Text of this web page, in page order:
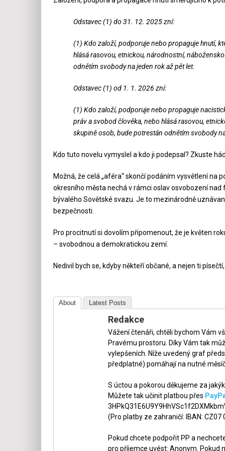
Odstavec (1) do 31. 12. 2025 zní:
(1) Kdo založí, podporuje nebo propaguje hnutí,
hlásá rasovou, etnickou, národnostní,
odnětím svobody na jeden rok až pět let.
Odstavec (1) od 1. 1. 2026 zní:
(1) Kdo založí, podporuje nebo propaguje
práv a svobod člověka, nebo hlásá rasovou,
skupině osob, bude potrestán odnětím svobody
Kdo tuto novelu vymyslel a kdo ji podepsal? Zkuste
Možná, že celá „aféra“ skončí podáním vysvětlení na
okresního města nechá v rámci oslav osvobození
bývalého Sovětské svazu. Je to mezinárodně
bezpečnosti.
Pro procitnutí si dovolím připomenout, že je květen
– svobodnou a demokratickou zemí.
Nedivil bych se, kdyby někteří občané, a nejen ti
About Latest Posts
Redakce
Vážení čtenáři, chtěli bychom Vám
Pravému prostoru. Díky Vám tak
vylepšeních. Níže uvedený graf
předplatné) pomáhají na nutné
S úctou a pokorou děkujeme za
Můžete tak učinit platbou přes
(Pro platby ze zahraničí: IBAN: CZ07
Pokud chcete podpořit PP a
pro příjemce uvést: Anonym. Pokud